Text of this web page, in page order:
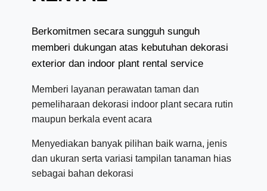
Berkomitmen secara sungguh sunguh
memberi dukungan atas kebutuhan dekorasi
exterior dan indoor plant rental service
Memberi layanan perawatan taman dan
pemeliharaan dekorasi indoor plant secara rutin
maupun berkala event acara
Menyediakan banyak pilihan baik warna, jenis
dan ukuran serta variasi tampilan tanaman hias
sebagai bahan dekorasi